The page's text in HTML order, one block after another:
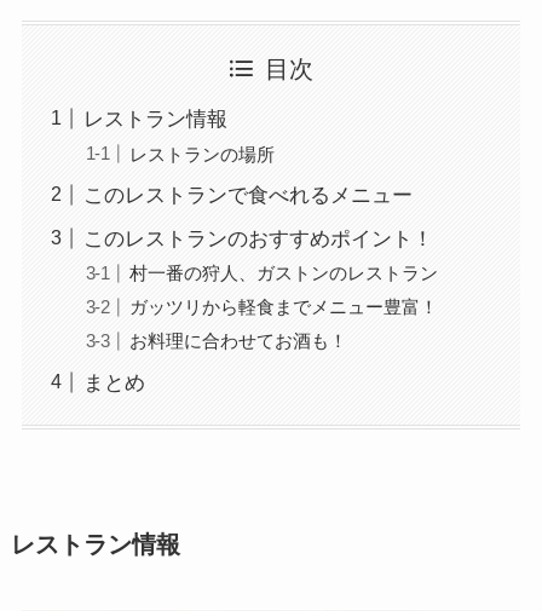
目次
レストラン情報
レストランの場所
このレストランで食べれるメニュー
このレストランのおすすめポイント！
村一番の狩人、ガストンのレストラン
ガッツリから軽食までメニュー豊富！
お料理に合わせてお酒も！
まとめ
レストラン情報